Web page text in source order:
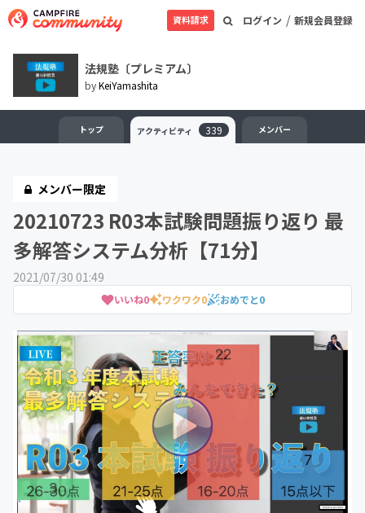
ログイン / 新規会員登録
資料請求
法規塾〔プレミアム〕
byKeiYamashita
トップ アクティビティ 339 メンバー
メンバー限定
20210723 R03本試験問題振り返り 最
多解答システム分析【71分】
2021/07/30 01:49
いいね0 ワクワク0 おめでと0